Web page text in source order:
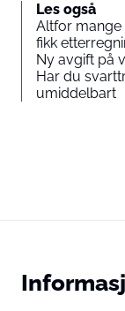
Les også
Altfor mange
fikk
Ny avgift på
Har du
umiddelbart